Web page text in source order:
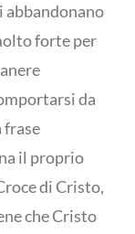
abbandonano
forte per
da
frase
il proprio
di Cristo,
che Cristo